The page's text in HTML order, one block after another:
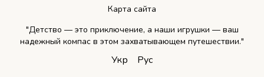
Карта сайта
"Детство — это приключение, а наши игрушки — ваш
надежный компас в этом захватывающем путешествии."
Укр Рус